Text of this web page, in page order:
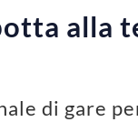
alla
di gare